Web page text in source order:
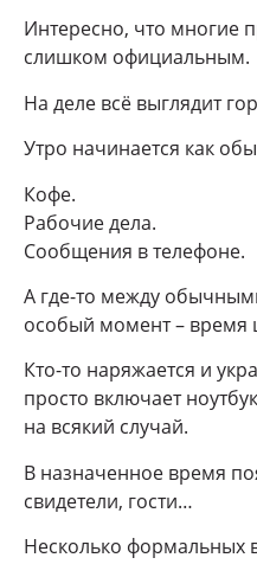
Интересно, что многие
слишком официальным.
На деле всё выглядит
Утро начинается как
Кофе.
Рабочие дела.
Сообщения в телефоне.
А где-то между
особый момент – время
Кто-то наряжается и
просто включает
на всякий случай.
В назначенное время
свидетели, гости…
Несколько формальных